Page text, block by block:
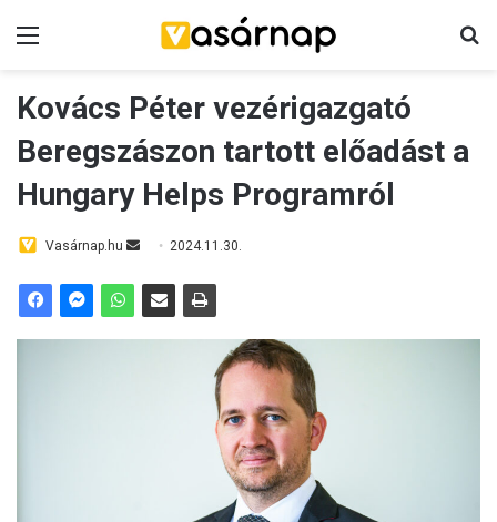
Menü
Kovács Péter vezérigazgató
Beregszászon tartott előadást a
Hungary Helps Programról
Vasárnap.hu
Send
email
2024.11.30.